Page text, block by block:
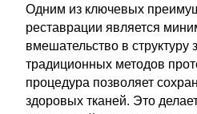
Одним из ключевых
реставрации является
вмешательство в структуру
традиционных методов
процедура позволяет
здоровых тканей. Это